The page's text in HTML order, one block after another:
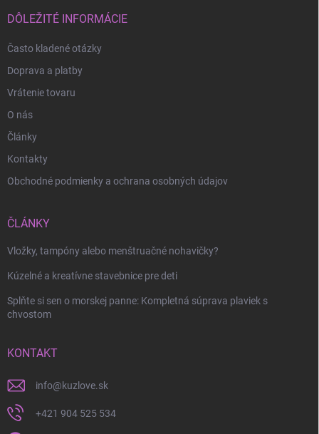
DÔLEŽITÉ INFORMÁCIE
Často kladené otázky
Doprava a platby
Vrátenie tovaru
O nás
Články
Kontakty
Obchodné podmienky a ochrana osobných údajov
ČLÁNKY
Vložky, tampóny alebo menštruačné nohavičky?
Kúzelné a kreatívne stavebnice pre deti
Splňte si sen o morskej panne: Kompletná súprava plaviek s
chvostom
KONTAKT
info@kuzlove.sk
+421 904 525 534